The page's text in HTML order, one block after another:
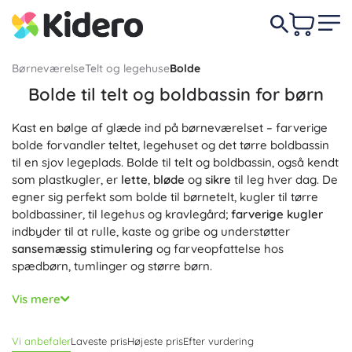
BørneværelseTelt og legehuseBolde
Bolde til telt og boldbassin for børn
Kast en bølge af glæde ind på børneværelset – farverige
bolde forvandler teltet, legehuset og det tørre boldbassin
til en sjov legeplads. Bolde til telt og boldbassin, også kendt
som plastkugler, er lette, bløde og sikre til leg hver dag. De
egner sig perfekt som bolde til børnetelt, kugler til tørre
boldbassiner, til legehus og kravlegård; farverige kugler
indbyder til at rulle, kaste og gribe og understøtter
sansemæssig stimulering og farveopfattelse hos
spædbørn, tumlinger og større børn.
Plastbolde er lavet af
ftalater, har en glat overflade uden skarpe kanter, er
eftergivendefor bløde, stille landinger. De er
Vis mere
Vi anbefalerLaveste prisHøjeste prisEfter vurdering